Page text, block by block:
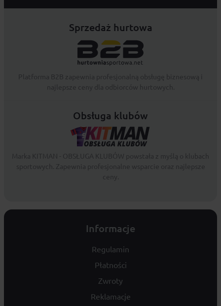
Sprzedaż hurtowa
Obsługa klubów
Informacje
Regulamin
Płatności
Zwroty
Reklamacje